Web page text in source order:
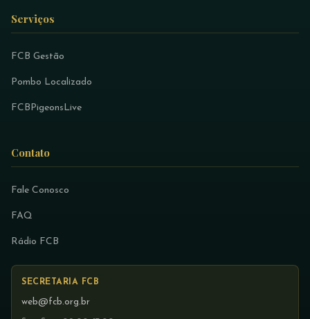
Serviços
FCB Gestão
Pombo Localizado
FCBPigeonsLive
Contato
Fale Conosco
FAQ
Rádio FCB
SECRETARIA FCB
web@fcb.org.br